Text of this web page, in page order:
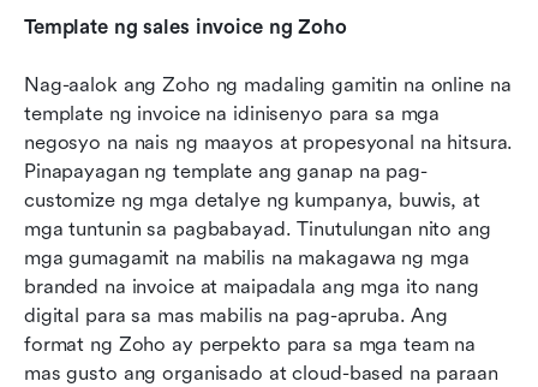
Template ng sales invoice ng Zoho
Nag-aalok ang Zoho ng madaling gamitin na online na
template ng invoice na idinisenyo para sa mga
negosyo na nais ng maayos at propesyonal na hitsura.
Pinapayagan ng template ang ganap na pag-
customize ng mga detalye ng kumpanya, buwis, at
mga tuntunin sa pagbabayad. Tinutulungan nito ang
mga gumagamit na mabilis na makagawa ng mga
branded na invoice at maipadala ang mga ito nang
digital para sa mas mabilis na pag-apruba. Ang
format ng Zoho ay perpekto para sa mga team na
mas gusto ang organisado at cloud-based na paraan